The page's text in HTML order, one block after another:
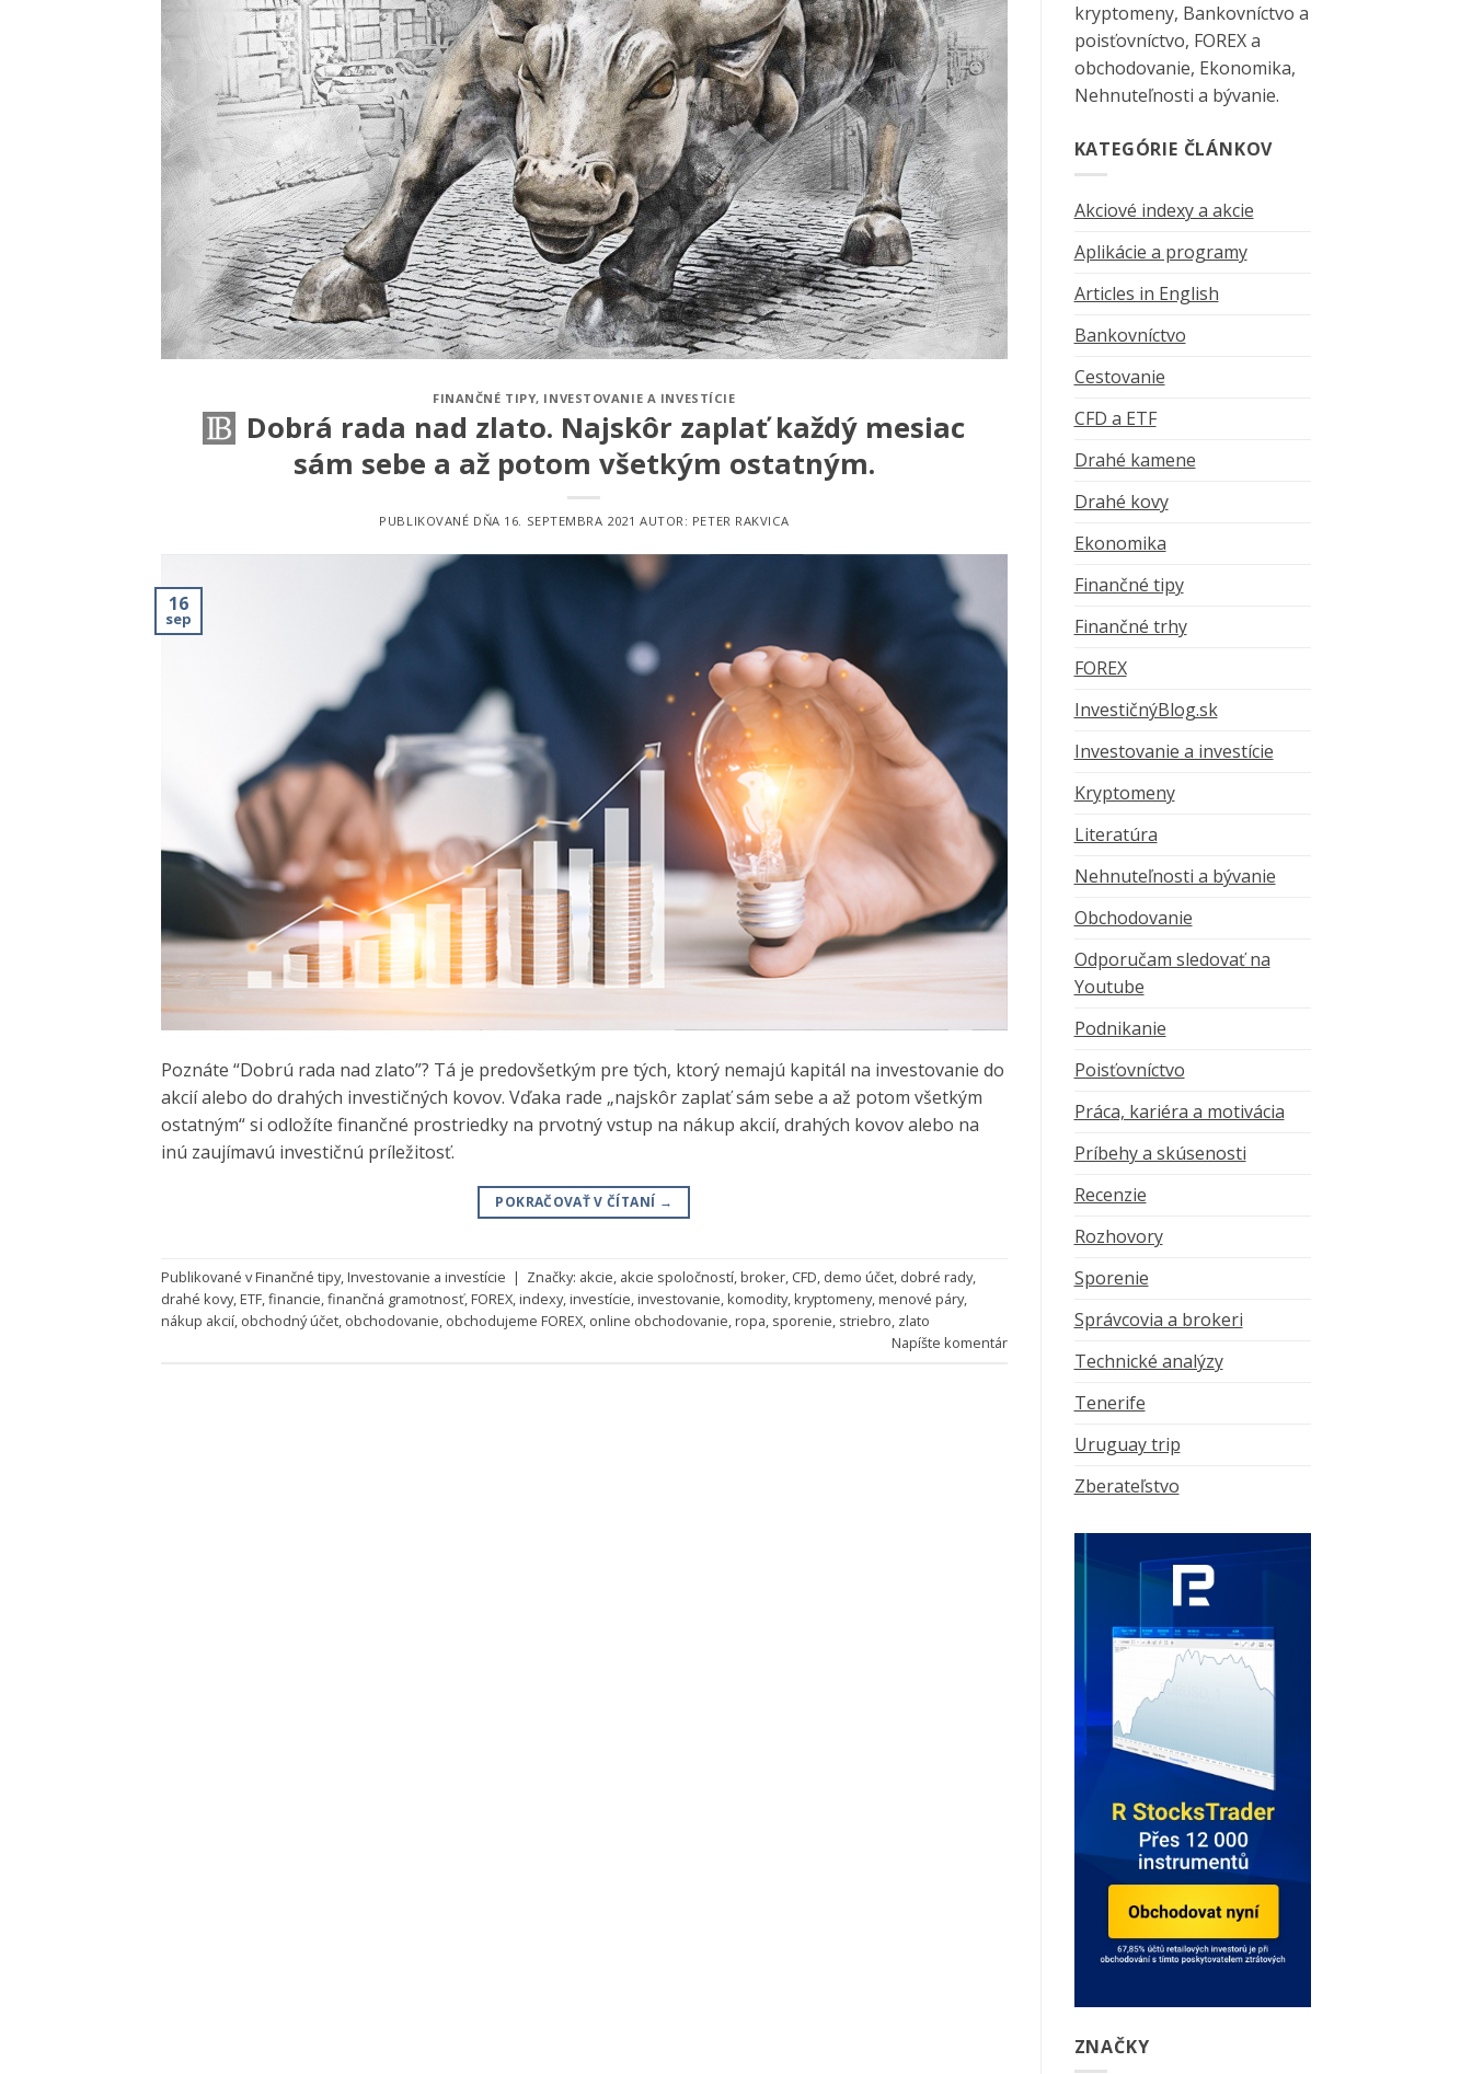
FINANČNÉ TIPY, INVESTOVANIE A INVESTÍCIE
Dobrá rada nad zlato. Najskôr zaplať každý mesiac
sám sebe a až potom všetkým ostatným.
PUBLIKOVANÉ DŇA 16. SEPTEMBRA 2021 AUTOR: PETER RAKVICA
16
sep
Poznáte “Dobrú rada nad zlato”? Tá je predovšetkým pre tých, ktorý nemajú kapitál na investovanie do
akcií alebo do drahých investičných kovov. Vďaka rade „najskôr zaplať sám sebe a až potom všetkým
ostatným“ si odložíte finančné prostriedky na prvotný vstup na nákup akcií, drahých kovov alebo na
inú zaujímavú investičnú príležitosť.
POKRAČOVAŤ V ČÍTANÍ →
Publikované vFinančné tipy,Investovanie a investície | Značky: akcie, akcie spoločností,broker, CFD, demo účet, dobré rady,
drahé kovy,ETF,financie,finančná gramotnosť,FOREX,indexy,investície,investovanie,komodity,kryptomeny,menové páry,
nákup akcií, obchodný účet, obchodovanie, obchodujeme FOREX, online obchodovanie,ropa, sporenie, striebro, zlato
Napíšte komentár
kryptomeny, Bankovníctvo a
poisťovníctvo, FOREX a
obchodovanie, Ekonomika,
Nehnuteľnosti a bývanie.
KATEGÓRIE ČLÁNKOV
Akciové indexy a akcie
Aplikácie a programy
Articles in English
Bankovníctvo
Cestovanie
CFD a ETF
Drahé kamene
Drahé kovy
Ekonomika
Finančné tipy
Finančné trhy
FOREX
InvestičnýBlog.sk
Investovanie a investície
Kryptomeny
Literatúra
Nehnuteľnosti a bývanie
Obchodovanie
Odporučam sledovať na
Youtube
Podnikanie
Poisťovníctvo
Práca, kariéra a motivácia
Príbehy a skúsenosti
Recenzie
Rozhovory
Sporenie
Správcovia a brokeri
Technické analýzy
Tenerife
Uruguay trip
Zberateľstvo
ZNAČKY